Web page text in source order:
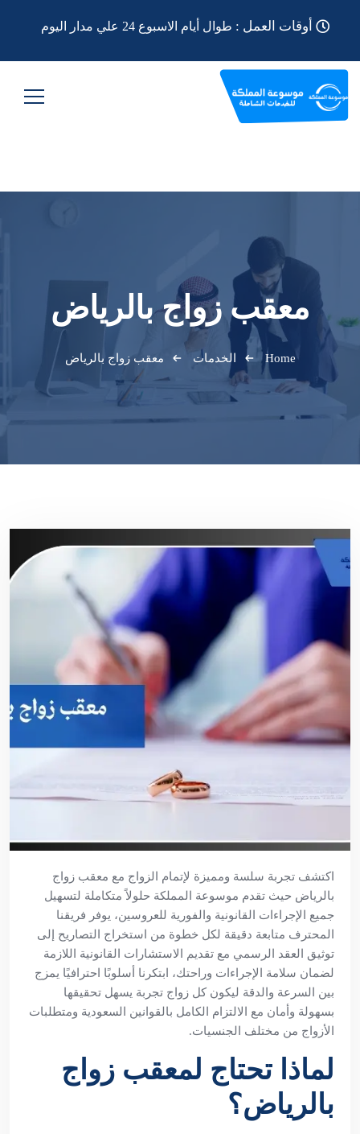
أوقات العمل : طوال أيام الاسبوع 24 علي مدار اليوم
معقب زواج بالرياض
Home الخدمات معقب زواج بالرياض
اكتشف تجربة سلسة ومميزة لإتمام الزواج مع معقب زواج
بالرياض حيث تقدم موسوعة المملكة حلولاً متكاملة لتسهيل
جميع الإجراءات القانونية والفورية للعروسين، يوفر فريقنا
المحترف متابعة دقيقة لكل خطوة من استخراج التصاريح إلى
توثيق العقد الرسمي مع تقديم الاستشارات القانونية اللازمة
لضمان سلامة الإجراءات وراحتك، ابتكرنا أسلوبًا احترافيًا يمزج
بين السرعة والدقة ليكون كل زواج تجربة يسهل تحقيقها
بسهولة وأمان مع الالتزام الكامل بالقوانين السعودية ومتطلبات
الأزواج من مختلف الجنسيات.
لماذا تحتاج لمعقب زواج
بالرياض؟